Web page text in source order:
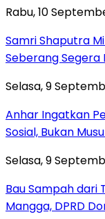
Rabu, 10
Samri Shaputra
Seberang Segera
Selasa, 9
Anhar Ingatkan
Sosial, Bukan
Selasa, 9
Bau Sampah dari
Mangga, DPRD